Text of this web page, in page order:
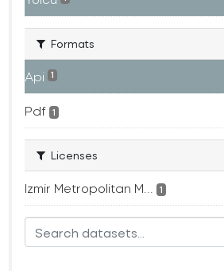
Formats
Api 1
Pdf 1
Licenses
Izmir Metropolitan M... 1